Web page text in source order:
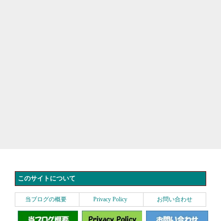
このサイトについて
当ブログの概要 Privacy Policy お問い合わせ